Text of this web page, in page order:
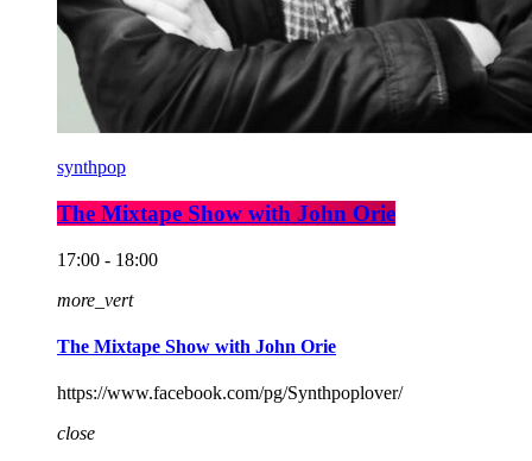
synthpop
The Mixtape Show with John Orie
17:00 - 18:00
more_vert
The Mixtape Show with John Orie
https://www.facebook.com/pg/Synthpoplover/
close